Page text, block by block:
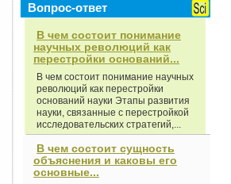
Вопрос-ответ
В чем состоит понимание
научных революций как
перестройки оснований...
В чем состоит понимание научных
революций как перестройки
оснований науки Этапы развития
науки, связанные с перестройкой
исследовательских стратегий,...
В чем состоит сущность
объяснения и каковы его
основные...